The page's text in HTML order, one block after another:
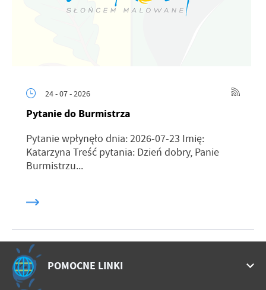
24 - 07 - 2026
Pytanie do Burmistrza
Pytanie wpłynęło dnia: 2026-07-23 Imię:
Katarzyna Treść pytania: Dzień dobry, Panie
Burmistrzu...
POMOCNE LINKI